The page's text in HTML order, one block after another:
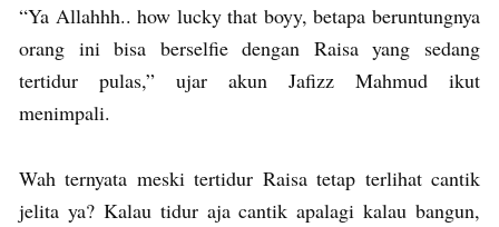
“Ya Allahhh.. how lucky that boyy, betapa beruntungnya
orang ini bisa berselfie dengan Raisa yang sedang
tertidur pulas,” ujar akun Jafizz Mahmud ikut
menimpali.
Wah ternyata meski tertidur Raisa tetap terlihat cantik
jelita ya? Kalau tidur aja cantik apalagi kalau bangun,